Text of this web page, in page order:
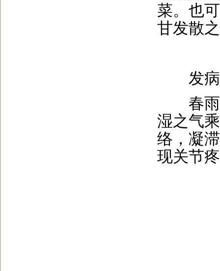
菜。也
甘发散
发病
春雨
湿之气
络，凝
现关节